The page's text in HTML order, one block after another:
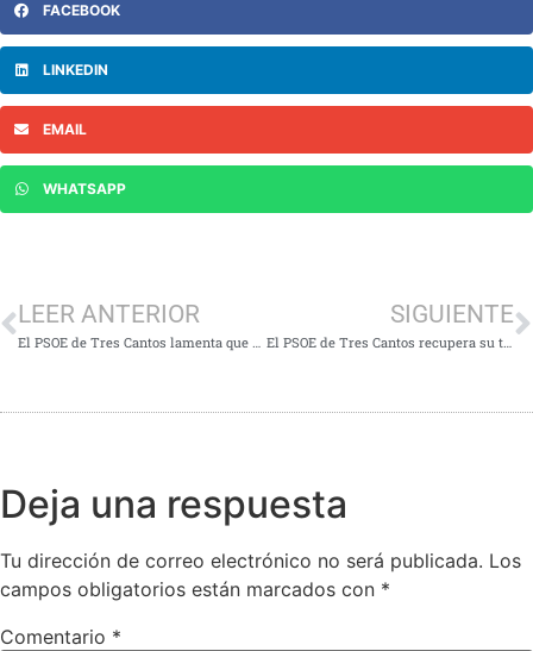
FACEBOOK
LINKEDIN
EMAIL
WHATSAPP
LEER ANTERIOR
El PSOE de Tres Cantos lamenta que el equipo de gobierno no haya promovido la participación ciudadana en la Agenda Urbana recién aprobada con sus únicos votos a favor
SIGUIENTE
El PSOE de Tres Cantos recupera su tradicional Fiesta de la Rosa
Deja una respuesta
Tu dirección de correo electrónico no será publicada. Los
campos obligatorios están marcados con *
Comentario *